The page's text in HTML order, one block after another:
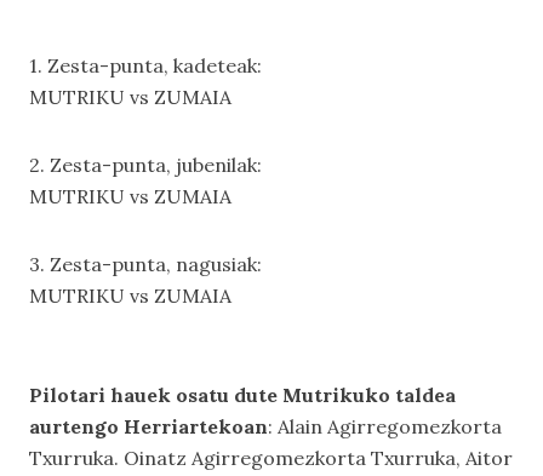
1. Zesta-punta, kadeteak:
MUTRIKU vs ZUMAIA
2. Zesta-punta, jubenilak:
MUTRIKU vs ZUMAIA
3. Zesta-punta, nagusiak:
MUTRIKU vs ZUMAIA
Pilotari hauek osatu dute Mutrikuko taldea
aurtengo Herriartekoan: Alain Agirregomezkorta
Txurruka. Oinatz Agirregomezkorta Txurruka, Aitor